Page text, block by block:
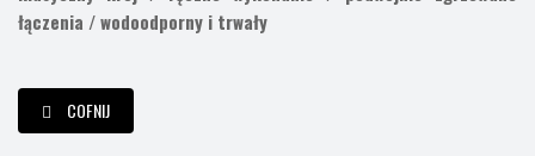
łączenia / wodoodporny i trwały
COFNIJ